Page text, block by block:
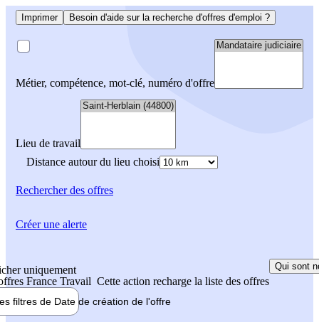
Imprimer Besoin d'aide sur la recherche d'offres d'emploi ?
Métier, compétence, mot-clé, numéro d'offre
Lieu de travail
Distance autour du lieu choisi
Rechercherdes offres
uniquement
France Travail Cette action recharge la liste des offres
Qui sont
filtres de Date de création de l'offre
Créer une alerte